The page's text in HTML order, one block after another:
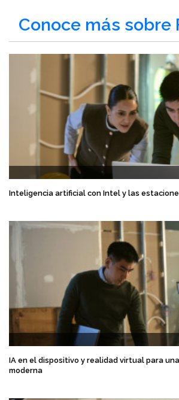
Conoce más sobre
Inteligencia artificial con Intel y las
IA en el dispositivo y realidad virtual para
moderna